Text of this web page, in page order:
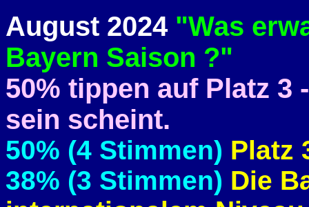
August 2024 "Was
Bayern Saison ?"
50% tippen auf Platz 3
sein scheint.
50% (4 Stimmen) Platz
38% (3 Stimmen) Die